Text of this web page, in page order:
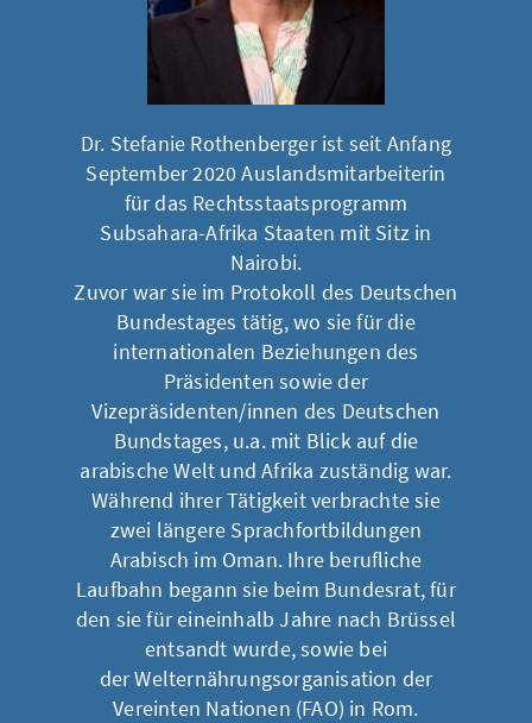
Dr. Stefanie Rothenberger ist seit Anfang
September 2020 Auslandsmitarbeiterin
für das Rechtsstaatsprogramm
Subsahara-Afrika Staaten mit Sitz in
Nairobi.
Zuvor war sie im Protokoll des Deutschen
Bundestages tätig, wo sie für die
internationalen Beziehungen des
Präsidenten sowie der
Vizepräsidenten/innen des Deutschen
Bundstages, u.a. mit Blick auf die
arabische Welt und Afrika zuständig war.
Während ihrer Tätigkeit verbrachte sie
zwei längere Sprachfortbildungen
Arabisch im Oman. Ihre berufliche
Laufbahn begann sie beim Bundesrat, für
den sie für eineinhalb Jahre nach Brüssel
entsandt wurde, sowie bei
der Welternährungsorganisation der
Vereinten Nationen (FAO) in Rom.